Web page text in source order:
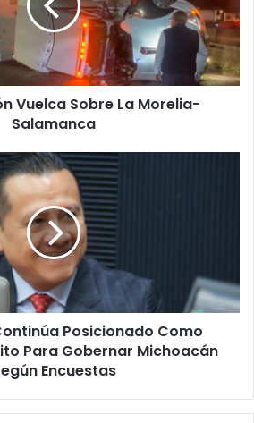
Vuelca Sobre La Morelia-
Salamanca
Posicionado Como
Para Gobernar Michoacán
Encuestas